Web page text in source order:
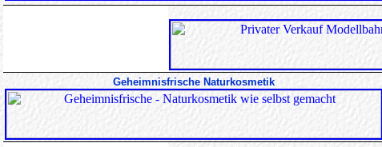
Geheimnisfrische Naturkosmetik